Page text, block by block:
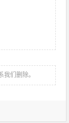
们删除。